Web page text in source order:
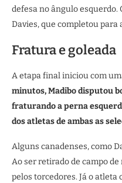
defesa no ângulo esquerdo.
Davies, que completou para
Fratura e goleada
A etapa final iniciou com
minutos, Madibo disputou
fraturando a perna
dos atletas de ambas as
Alguns canadenses, como
Ao ser retirado de campo
pelos torcedores. Já o